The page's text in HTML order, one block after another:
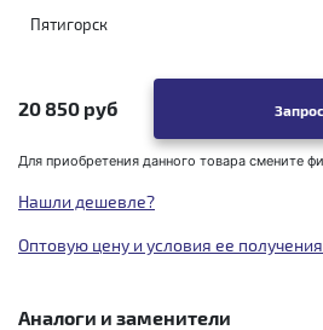
Пятигорск
20 850 руб Запрос
Для приобретения данного товара смените
Нашли дешевле?
Оптовую цену и условия ее
Аналоги и заменители